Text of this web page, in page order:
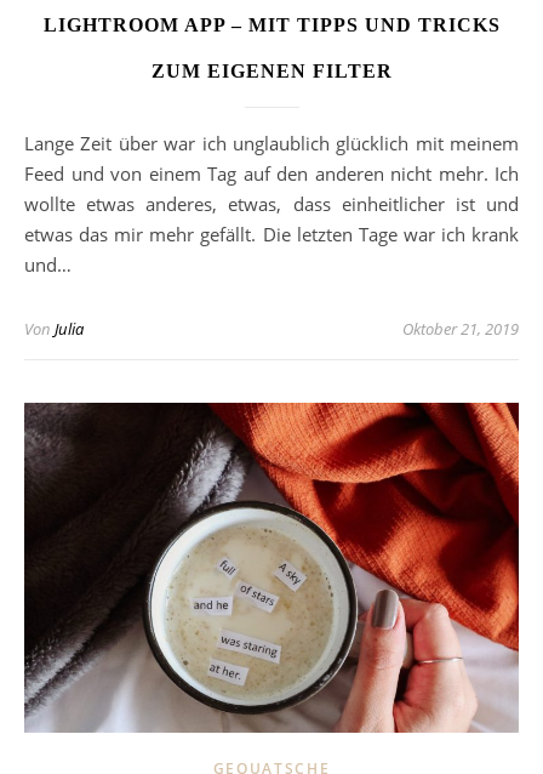
LIGHTROOM APP – MIT TIPPS UND TRICKS
ZUM EIGENEN FILTER
Lange Zeit über war ich unglaublich glücklich mit meinem
Feed und von einem Tag auf den anderen nicht mehr. Ich
wollte etwas anderes, etwas, dass einheitlicher ist und
etwas das mir mehr gefällt. Die letzten Tage war ich krank
und…
Von Julia Oktober 21, 2019
GEQUATSCHE